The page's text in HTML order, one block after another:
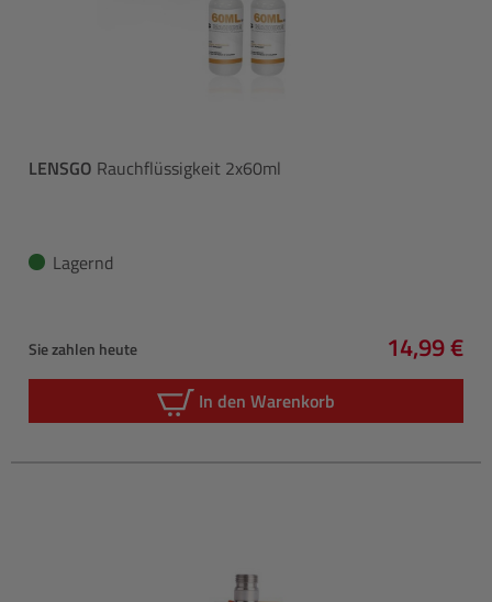
LENSGO Rauchflüssigkeit 2x60ml
Lagernd
Sie zahlen heute 14,99 €
In den Warenkorb